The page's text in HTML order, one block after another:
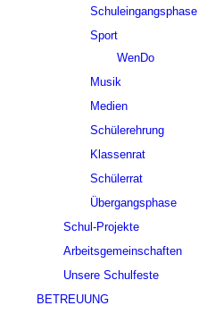
Schuleingangsphase
Sport
WenDo
Musik
Medien
Schülerehrung
Klassenrat
Schülerrat
Übergangsphase
Schul-Projekte
Arbeitsgemeinschaften
Unsere Schulfeste
BETREUUNG